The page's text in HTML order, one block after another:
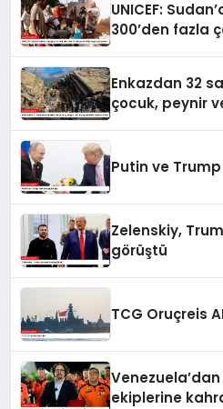
UNICEF:
300’den fazla
Enkazdan 32
çocuk, peynir
Putin ve
Zelenskiy,
görüştü
TCG Oruçreis
ekiplerine